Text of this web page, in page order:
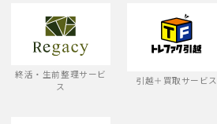
終活・生前整理サービ
ス
引越＋買取サービス